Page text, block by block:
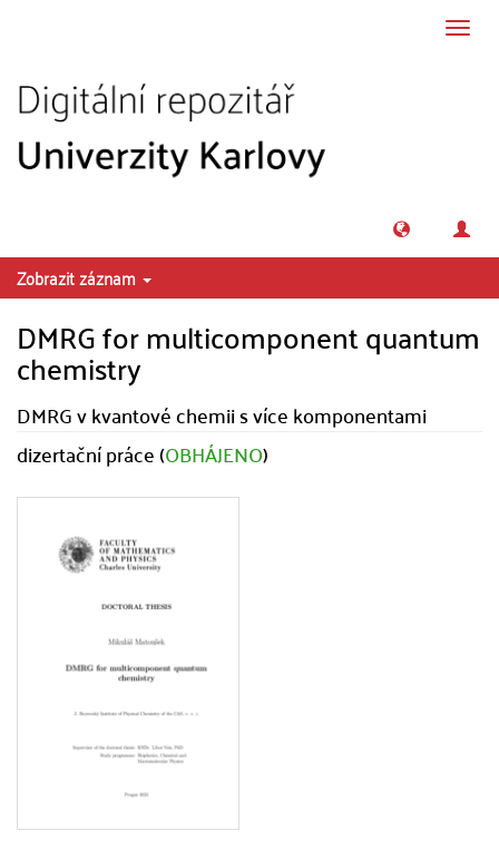
Zobrazit záznam
DMRG for multicomponent quantum
chemistry
DMRG v kvantové chemii s více komponentami
dizertační práce (OBHÁJENO)